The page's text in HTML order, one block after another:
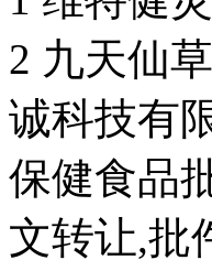
2 九天仙
诚科技有
保健食品
文转让,批